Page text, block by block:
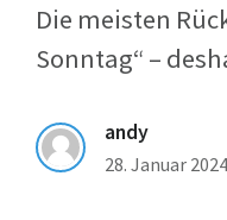
Die meisten
Sonntag“ –
andy
28. Januar 2024